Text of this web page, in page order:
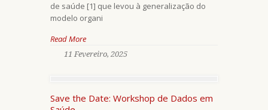
de saúde [1] que levou à generalização do
modelo organi
Read More
11 Fevereiro, 2025
Save the Date: Workshop de Dados em